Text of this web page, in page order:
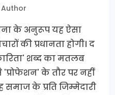
के अनुरूप यह ऐसा
की प्रधानता होगी। द
शब्द का मतलब
के तौर पर नहीं
के प्रति जिम्मेदारी